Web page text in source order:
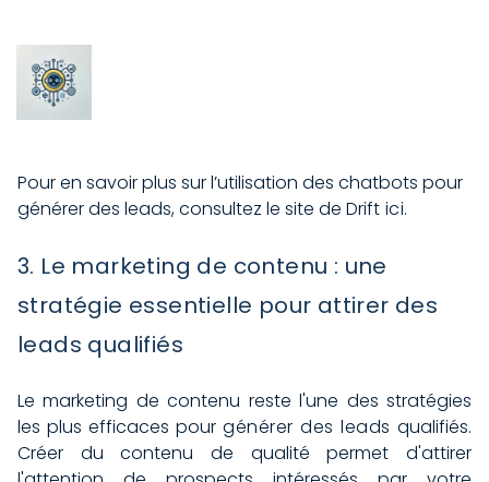
Pour en savoir plus sur l’utilisation des chatbots pour
générer des leads, consultez le site de Drift ici.
3. Le marketing de contenu : une
stratégie essentielle pour attirer des
leads qualifiés
Le marketing de contenu reste l'une des stratégies
les plus efficaces pourgénérer des leads qualifiés.
Créer du contenu de qualité permet d'attirer